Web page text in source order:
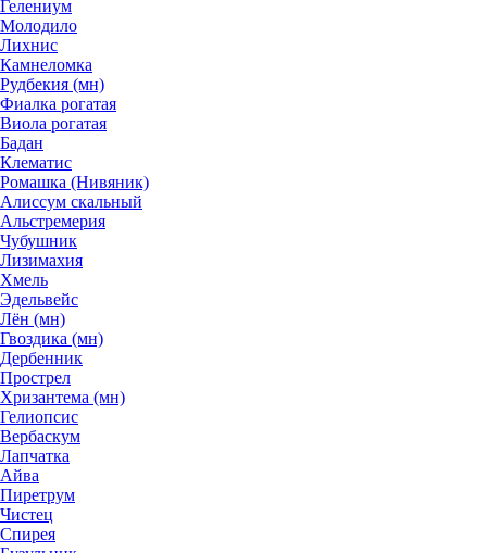
Гелениум
Молодило
Лихнис
Камнеломка
Рудбекия (мн)
Фиалка рогатая
Виола рогатая
Бадан
Клематис
Ромашка (Нивяник)
Алиссум скальный
Альстремерия
Чубушник
Лизимахия
Хмель
Эдельвейс
Лён (мн)
Гвоздика (мн)
Дербенник
Прострел
Хризантема (мн)
Гелиопсис
Вербаскум
Лапчатка
Айва
Пиретрум
Чистец
Спирея